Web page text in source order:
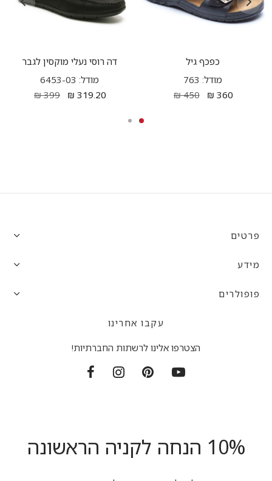
כפכף גיל
מודל: 763
₪ 360
₪450
דה רוסי נעלי מוקסין לגבר
מודל: 6453-03
₪ 319.20
₪399
פרטים
מידע
פופולרים
עקבו אחרינו
הצטרפו אלינו לרשתות החברתיות!
10% הנחה לקניה הראשונה